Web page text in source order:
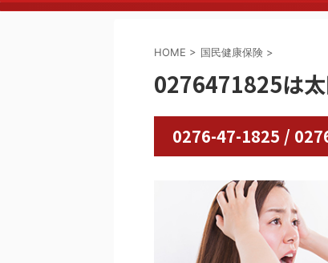
HOME > 国民健康保険 >
0276471825は
0276-47-1825 /